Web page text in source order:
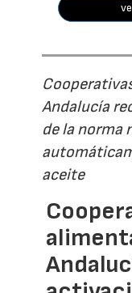
Andalucía
de la norma
aceite